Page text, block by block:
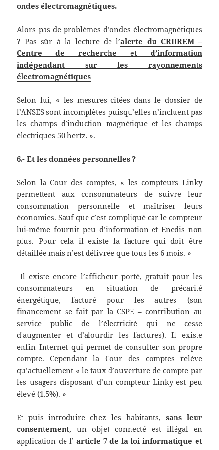
ondes électromagnétiques.
Alors pas de problèmes d’ondes électromagnétiques
? Pas sûr à la lecture de l’alerte du CRIIREM –
Centre de recherche et d’information
indépendant sur les rayonnements
électromagnétiques
Selon lui, « les mesures citées dans le dossier de
l’ANSES sont incomplètes puisqu’elles n’incluent pas
les champs d’induction magnétique et les champs
électriques 50 hertz. ».
6.- Et les données personnelles ?
Selon la Cour des comptes, « les compteurs Linky
permettent aux consommateurs de suivre leur
consommation personnelle et maîtriser leurs
économies. Sauf que c’est compliqué car le compteur
lui-même fournit peu d’information et Enedis non
plus. Pour cela il existe la facture qui doit être
détaillée mais n’est délivrée que tous les 6 mois. »
Il existe encore l’afficheur porté, gratuit pour les
consommateurs en situation de précarité
énergétique, facturé pour les autres (son
financement se fait par la CSPE – contribution au
service public de l’électricité qui ne cesse
d’augmenter et d’alourdir les factures). Il existe
enfin Internet qui permet de consulter son propre
compte. Cependant la Cour des comptes relève
qu’actuellement « le taux d’ouverture de compte par
les usagers disposant d’un compteur Linky est peu
élevé (1,5%). »
Et puis introduire chez les habitants, sans leur
consentement, un objet connecté est illégal en
application de l’ article 7 de la loi informatique et